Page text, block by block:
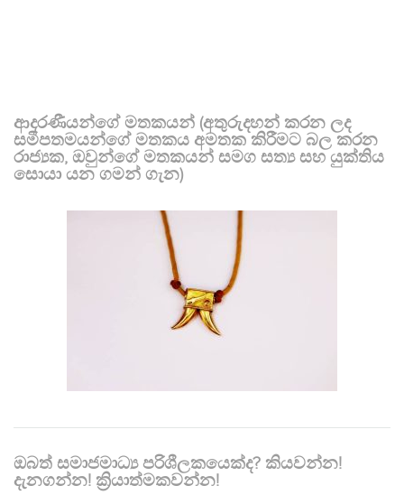
ආදරණීයන්ගේ මතකයන් (අතුරුදහන් කරන ලද
සමීපතමයන්ගේ මතකය අමතක කිරීමට බල කරන
රාජ්‍යක, ඔවුන්ගේ මතකයන් සමග සත්‍ය සහ යුක්තිය
සොයා යන ගමන් ගැන)
ඔබත් සමාජමාධ්‍ය පරිශීලකයෙක්ද? කියවන්න!
දැනගන්න! ක්‍රියාත්මකවන්න!